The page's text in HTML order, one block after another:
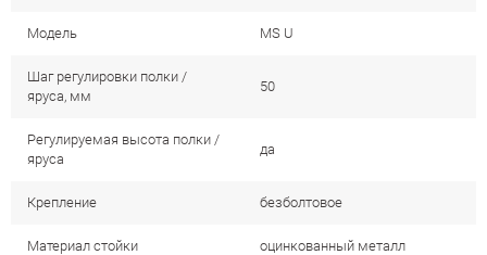
Модель MS U
Шаг регулировки полки /
яруса, мм
50
Регулируемая высота полки /
яруса
да
Крепление безболтовое
Материал стойки оцинкованный металл